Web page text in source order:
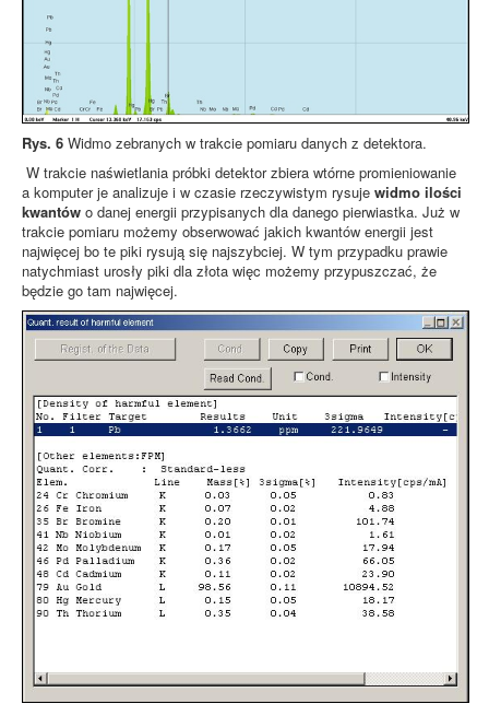
Rys. 6 Widmo zebranych w trakcie pomiaru danych z detektora.
W trakcie naświetlania próbki detektor zbiera wtórne promieniowanie
a komputer je analizuje i w czasie rzeczywistym rysuje widmo ilości
kwantów o danej energii przypisanych dla danego pierwiastka. Już w
trakcie pomiaru możemy obserwować jakich kwantów energii jest
najwięcej bo te piki rysują się najszybciej. W tym przypadku prawie
natychmiast urosły piki dla złota więc możemy przypuszczać, że
będzie go tam najwięcej.